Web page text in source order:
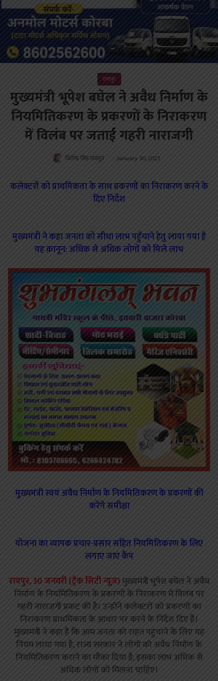
रायपुर
मुख्यमंत्री भूपेश बघेल ने अवैध निर्माण के
नियमितिकरण के प्रकरणों के निराकरण
में विलंब पर जताई गहरी नाराजगी
जितेन्द्र सिंह राजपूत January 30, 2023
कलेक्टरों को प्राथमिकता के साथ प्रकरणों का निराकरण करने के
दिए निर्देश
मुख्यमंत्री ने कहा जनता को सीधा लाभ पहुँचाने हेतु लाया गया है
यह क़ानून: अधिक से अधिक लोगों को मिले लाभ
मुख्यमंत्री स्वयं अवैध निर्माण के नियमितिकरण के प्रकरणों की
करेंगे समीक्षा
योजना का व्यापक प्रचार-प्रसार सहित नियमितिकरण के लिए
लगाए जाएं कैंप
रायपुर, 30 जनवरी (ट्रैक सिटी न्यूज़)मुख्यमंत्री भूपेश बघेल ने अवैध
निर्माण के नियमितिकरण के प्रकरणों के निराकरण में विलंब पर
गहरी नाराजगी प्रकट की है। उन्होंने कलेक्टरों को प्रकरणों का
निराकरण प्राथमिकता के आधार पर करने के निर्देश दिए हैं।
मुख्यमंत्री ने कहा है कि आम जनता को राहत पहुंचाने के लिए यह
नियम लाया गया है, राज्य सरकार ने लोगों को अवैध निर्माण के
नियमितिकरण कराने का मौका दिया है, इसका लाभ अधिक से
अधिक लोगों को मिलना चाहिए।